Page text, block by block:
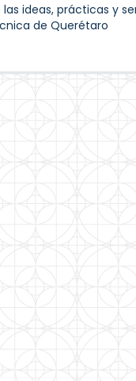
las ideas, prácticas y
de Querétaro